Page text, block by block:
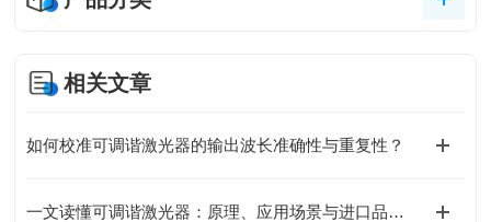
相关文章
如何校准可调谐激光器的输出波长准确性与重复性？
一文读懂可调谐激光器：原理、应用场景与进口品牌全对比